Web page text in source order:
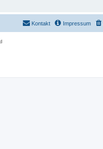
Impressum
Kontakt